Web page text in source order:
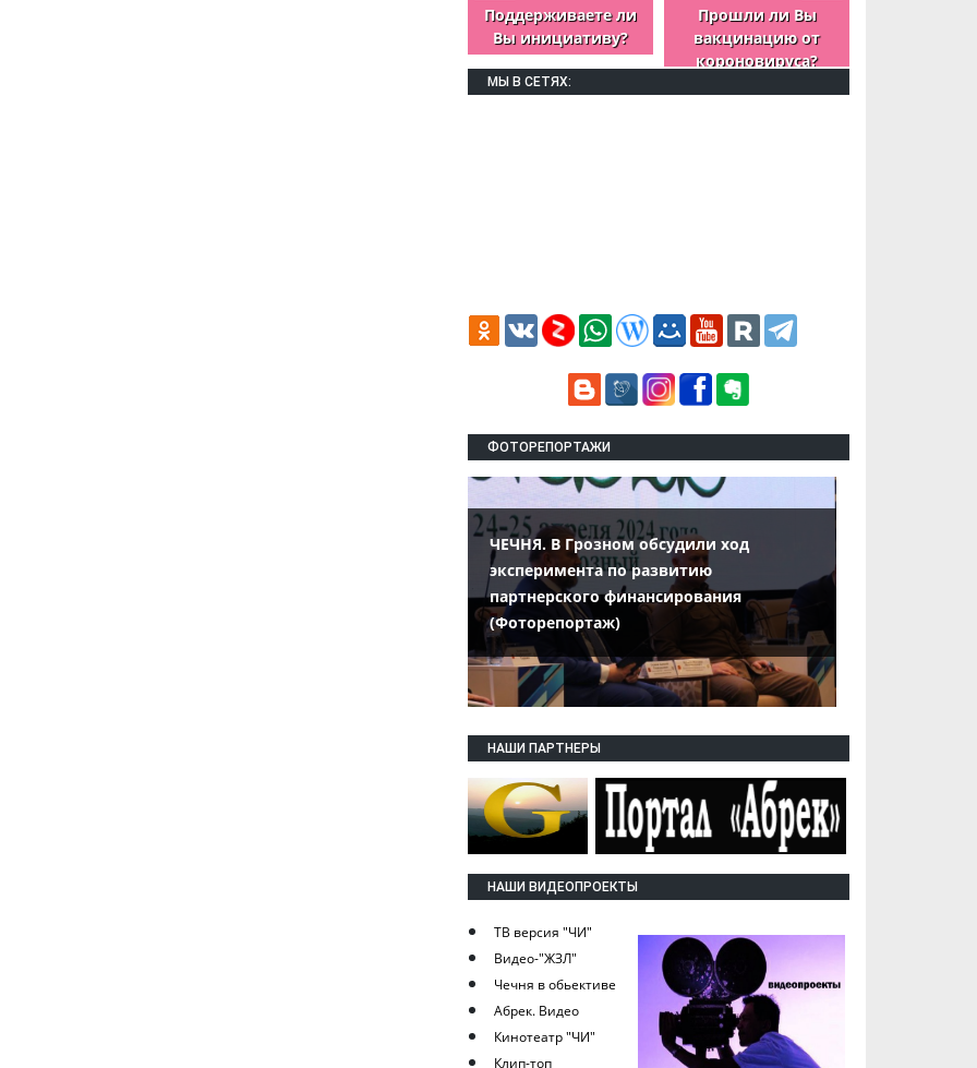
Поддерживаете ли
Вы инициативу?
Прошли ли Вы
вакцинацию от
короновируса?
МЫ В СЕТЯХ:
ФОТОРЕПОРТАЖИ
ЧЕЧНЯ. В Грозном обсудили ход
эксперимента по развитию
партнерского финансирования
(Фоторепортаж)
НАШИ ПАРТНЕРЫ
НАШИ ВИДЕОПРОЕКТЫ
ТВ версия "ЧИ"
Видео-"ЖЗЛ"
Чечня в обьективе
Абрек. Видео
Кинотеатр "ЧИ"
Клип-топ